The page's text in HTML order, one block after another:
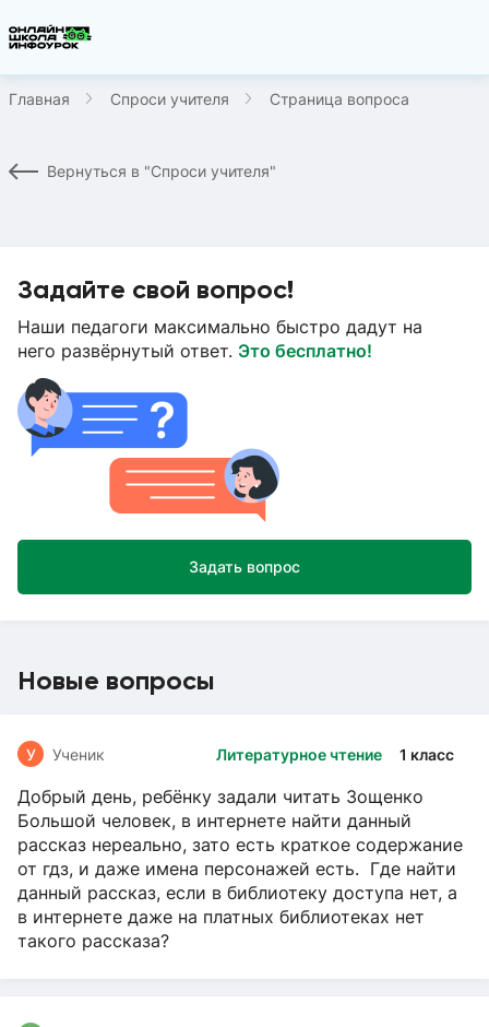
Главная Спроси учителя Страница вопроса
Вернуться в "Спроси учителя"
Задайте свой вопрос!
Наши педагоги максимально быстро дадут на
него развёрнутый ответ. Это бесплатно!
Задать вопрос
Новые вопросы
Литературное чтение 1 класс
У Ученик
Добрый день, ребёнку задали читать Зощенко
Большой человек, в интернете найти данный
рассказ нереально, зато есть краткое содержание
от гдз, и даже имена персонажей есть. Где найти
данный рассказ, если в библиотеку доступа нет, а
в интернете даже на платных библиотеках нет
такого рассказа?